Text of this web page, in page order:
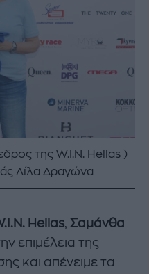
της W.I.N. Hellas )
Λίλα Δραγώνα
Hellas, Σαμάνθα
επιμέλεια της
και απένειμε τα